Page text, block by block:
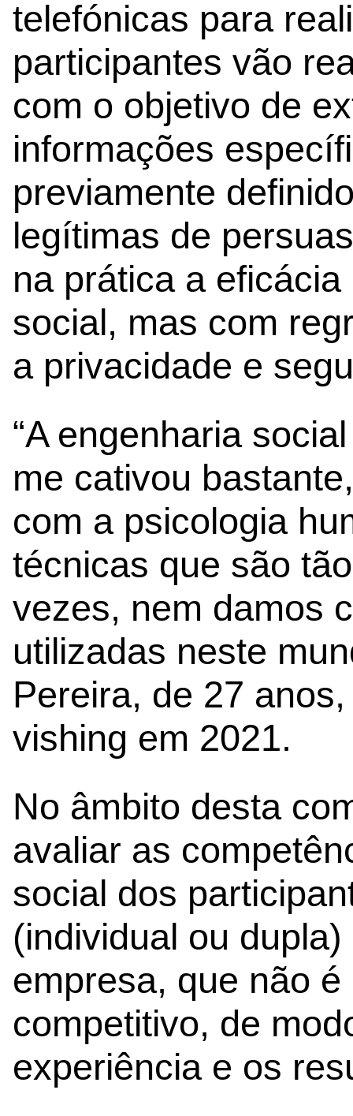
telefónicas para
participantes vão
com o objetivo de
informações
previamente
legítimas de
na prática a
social, mas com
a privacidade e
“A engenharia
me cativou
com a psicologia
técnicas que são
vezes, nem damos
utilizadas neste
Pereira, de 27
vishing em 2021.
No âmbito desta
avaliar as
social dos
(individual ou
empresa, que não
competitivo, de
experiência e os